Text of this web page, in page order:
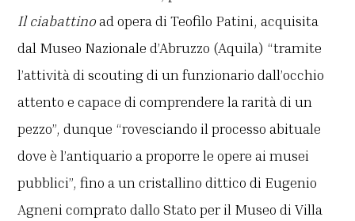
Il ciabattinoad opera di Teofilo Patini, acquisita
dal Museo Nazionale d’Abruzzo (Aquila) “tramite
l’attività di scouting di un funzionario dall’occhio
attento e capace di comprendere la rarità di un
pezzo”, dunque “rovesciando il processo abituale
dove è l’antiquario a proporre le opere ai musei
pubblici”, fino a un cristallino dittico di Eugenio
Agneni comprato dallo Stato per il Museo di Villa